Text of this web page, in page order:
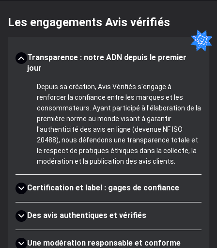
Les engagements Avis vérifiés
Transparence : notre ADN depuis le premier
jour
Depuis sa création, Avis Vérifiés s'engage à
renforcer la confiance entre les marques et les
consommateurs. Ayant participé à l'élaboration de la
première norme au monde visant à garantir
l'authenticité des avis en ligne (devenue NF ISO
20488), nous défendons une transparence totale et
le respect de pratiques éthiques dans la collecte, la
modération et la publication des avis clients.
Certification et label : gages de confiance
Des avis authentiques et vérifiés
Une modération responsable et conforme